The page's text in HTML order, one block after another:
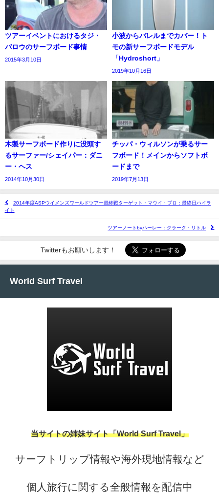
ツアーイベントにおけるタジ・
バロウのサーフボード事情
2015年3月10日
小波からバレルまでカバー！ト
モの新サーフボードモデル
「Hydroshort」
2019年10月16日
木製サーフボード作りに没頭す
るサーファー/シェイパー：ダニ
ー・ヘス
2014年10月30日
チッパ・ウィルソンが乗るサー
フボード！メインからソフトボ
ードまで
2019年7月13日
2014年度ASPウイメンズワールドツアー最終戦ターゲット・マウイ・プロ：最終日ハイラ
イト
ツアーノートbyハーレー：クラーク・リトル
Twitterもお願いします！
World Surf Travel
当サイトの姉妹サイト「World Surf Travel」
サーフトリップ情報や海外現地情報など
個人旅行に関する全般情報を配信中